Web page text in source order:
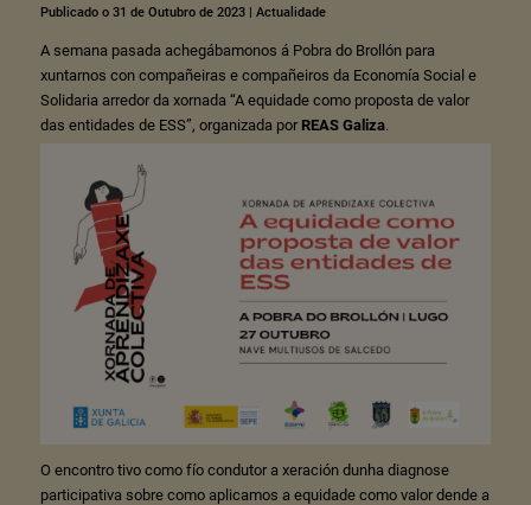
Publicado o 31 de Outubro de 2023| Actualidade
A semana pasada achegábamonos á Pobra do Brollón para
xuntarnos con compañeiras e compañeiros da Economía Social e
Solidaria arredor da xornada “A equidade como proposta de valor
das entidades de ESS”, organizada por REAS Galiza.
O encontro tivo como fío condutor a xeración dunha diagnose
participativa sobre como aplicamos a equidade como valor dende a